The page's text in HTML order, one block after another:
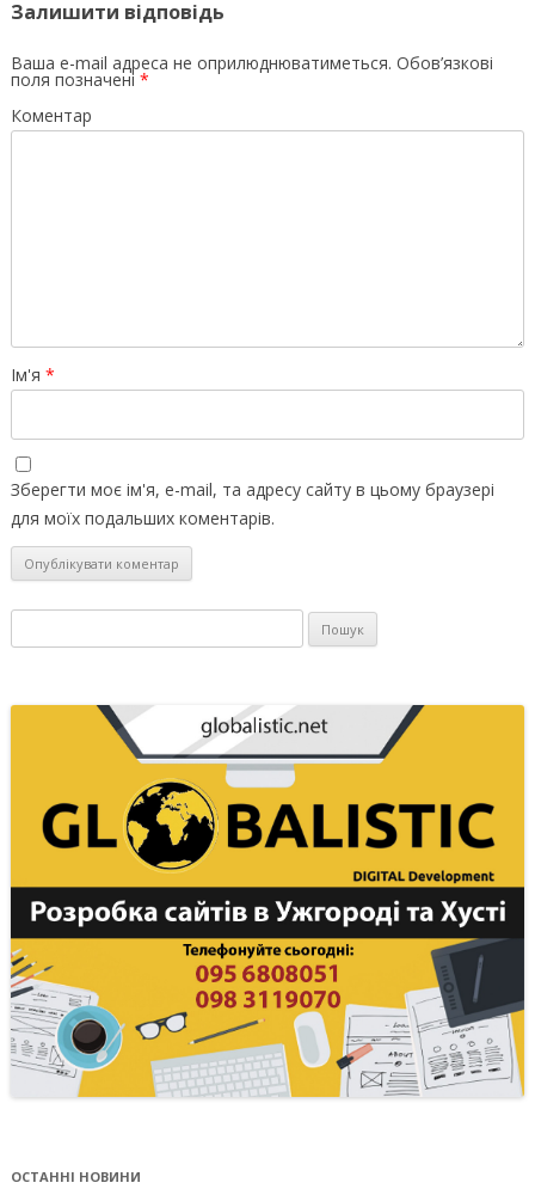
Залишити відповідь
Ваша e-mail адреса не оприлюднюватиметься. Обов’язкові
поля позначені *
Коментар
Ім'я *
Зберегти моє ім'я, e-mail, та адресу сайту в цьому браузері
для моїх подальших коментарів.
ОСТАННІ НОВИНИ